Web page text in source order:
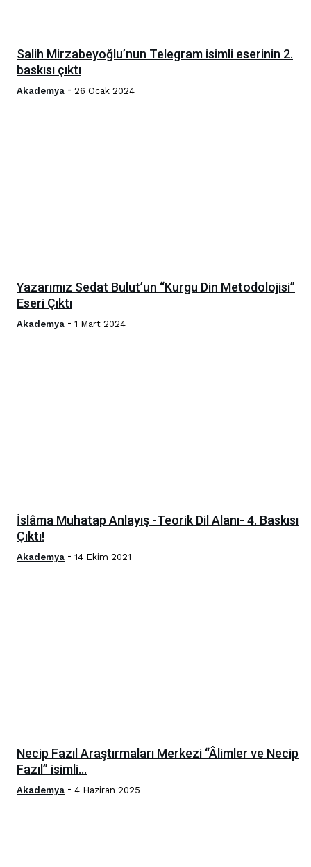
Salih Mirzabeyoğlu’nun Telegram isimli eserinin 2.
baskısı çıktı
Akademya - 26 Ocak 2024
Yazarımız Sedat Bulut’un “Kurgu Din Metodolojisi”
Eseri Çıktı
Akademya - 1 Mart 2024
İslâma Muhatap Anlayış -Teorik Dil Alanı- 4. Baskısı
Çıktı!
Akademya - 14 Ekim 2021
Necip Fazıl Araştırmaları Merkezi “Âlimler ve Necip
Fazıl” isimli...
Akademya - 4 Haziran 2025